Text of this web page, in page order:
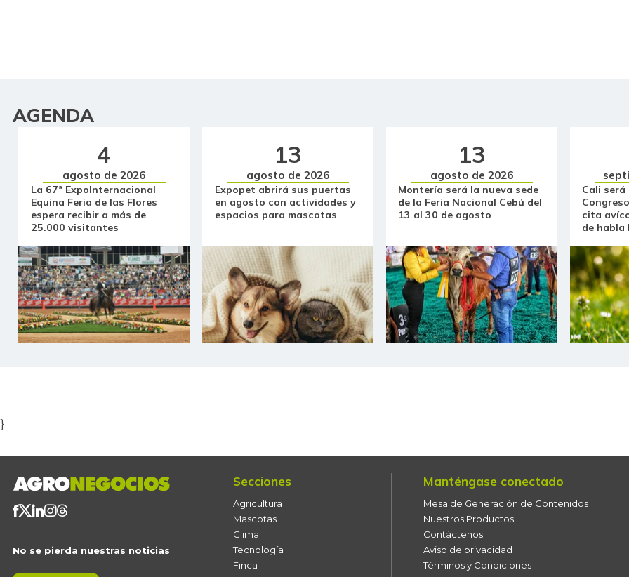
Cadera de res
Café instantáneo
Carne de res en canal
Cebolla cabezona blanca
Cebolla cabezona roja
Chatas de res
Chocolate dulce
Chócolo mazorca
Cilantro
AGENDA
4
agosto de 2026
La 67ª ExpoInternacional
Equina Feria de las Flores
espera recibir a más de
25.000 visitantes
13
agosto de 2026
Expopet abrirá sus puertas
en agosto con actividades y
espacios para mascotas
13
agosto de 2026
Montería será la nueva sede
de la Feria Nacional Cebú del
13 al 30 de agosto
Cali será
cita
de habla
}
No se pierda nuestras noticias
Secciones
Agricultura
Mascotas
Clima
Tecnología
Finca
Manténgase conectado
Mesa de Generación de Contenidos
Nuestros Productos
Contáctenos
Aviso de privacidad
Términos y Condiciones